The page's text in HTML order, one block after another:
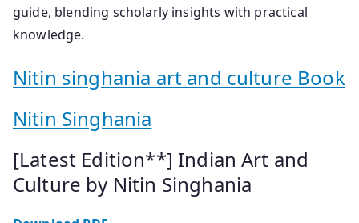
guide, blending scholarly insights with practical
knowledge.
Nitin singhania art and culture Book
Nitin Singhania
[Latest Edition**] Indian Art and
Culture by Nitin Singhania